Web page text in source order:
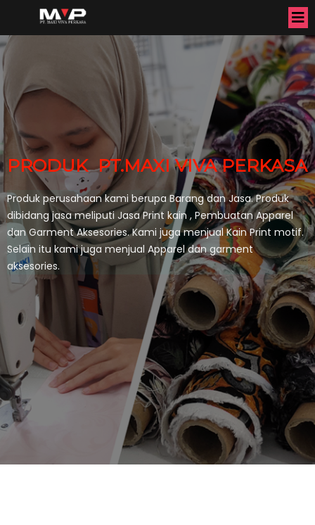
PRODUK PT.MAXI VIVA PERKASA
Produk perusahaan kami berupa Barang dan Jasa. Produk
dibidang jasa meliputi Jasa Print kain , Pembuatan Apparel
dan Garment Aksesories. Kami juga menjual Kain Print motif.
Selain itu kami juga menjual Apparel dan garment
aksesories.